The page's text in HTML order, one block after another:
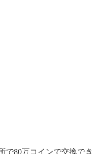
で80万コインで交換でき